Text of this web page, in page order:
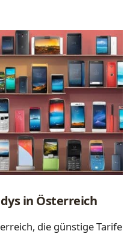
in Österreich
die günstige Tarife